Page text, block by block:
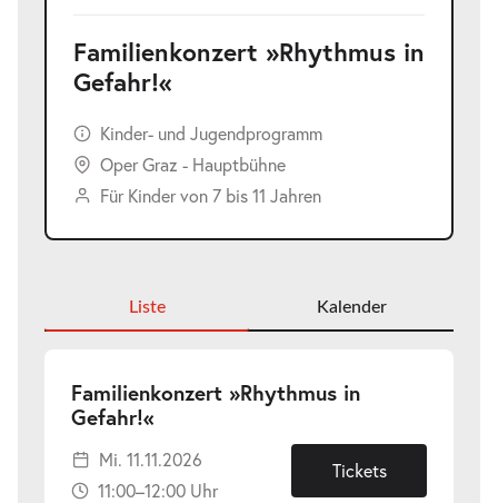
Familienkonzert »Rhythmus in
Gefahr!«
Kinder- und Jugendprogramm
Oper Graz - Hauptbühne
Für Kinder von 7 bis 11 Jahren
Liste Kalender
Familienkonzert »Rhythmus in
Gefahr!«
11.11.2026
Mi. 11.11.2026
11:00–12:00 Uhr
Tickets